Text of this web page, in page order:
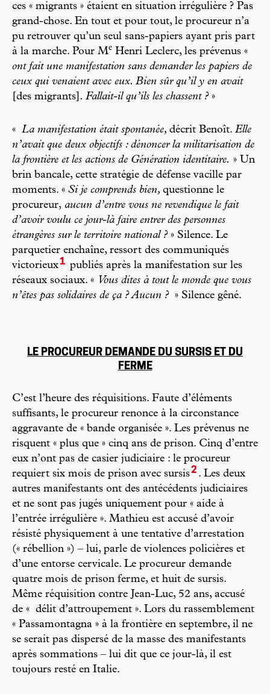
ces « migrants » étaient en situation irrégulière ? Pas
grand-chose. En tout et pour tout, le procureur n’a
pu retrouver qu’un seul sans-papiers ayant pris part
à la marche. Pour Me Henri Leclerc, les prévenus «
ont fait une manifestation sans demander les papiers de
ceux qui venaient avec eux. Bien sûr qu’il y en avait
[des migrants] . Fallait-il qu’ils les chassent ?»
« La manifestation était spontanée, décrit Benoît. Elle
n’avait que deux objectifs : dénoncer la militarisation de
la frontière et les actions de Génération identitaire. » Un
brin bancale, cette stratégie de défense vacille par
moments. « Si je comprends bien, questionne le
procureur, aucun d’entre vous ne revendique le fait
d’avoir voulu ce jour-là faire entrer des personnes
étrangères sur le territoire national ?» Silence. Le
parquetier enchaîne, ressort des communiqués
victorieux1 publiés après la manifestation sur les
réseaux sociaux. « Vous dites à tout le monde que vous
n’êtes pas solidaires de ça ? Aucun ? » Silence gêné.
LE PROCUREUR DEMANDE DU SURSIS ET DU
FERME
C’est l’heure des réquisitions. Faute d’éléments
suffisants, le procureur renonce à la circonstance
aggravante de « bande organisée ». Les prévenus ne
risquent « plus que » cinq ans de prison. Cinq d’entre
eux n’ont pas de casier judiciaire : le procureur
requiert six mois de prison avec sursis2 . Les deux
autres manifestants ont des antécédents judiciaires
et ne sont pas jugés uniquement pour « aide à
l’entrée irrégulière ». Mathieu est accusé d’avoir
résisté physiquement à une tentative d’arrestation
(« rébellion ») – lui, parle de violences policières et
d’une entorse cervicale. Le procureur demande
quatre mois de prison ferme, et huit de sursis.
Même réquisition contre Jean-Luc, 52 ans, accusé
de « délit d’attroupement ». Lors du rassemblement
« Passamontagna » à la frontière en septembre, il ne
se serait pas dispersé de la masse des manifestants
après sommations – lui dit que ce jour-là, il est
toujours resté en Italie.